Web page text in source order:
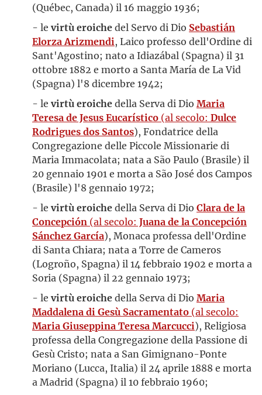
(Québec, Canada) il 16 maggio 1936;
- le virtù eroichedel Servo di Dio Sebastián
Elorza Arizmendi, Laico professo dell'Ordine di
Sant'Agostino; nato a Idiazábal (Spagna) il 31
ottobre 1882 e morto a Santa María de La Vid
(Spagna) l'8 dicembre 1942;
- le virtù eroichedella Serva di Dio Maria
Teresa de Jesus Eucarístico (al secolo: Dulce
Rodrigues dos Santos), Fondatrice della
Congregazione delle Piccole Missionarie di
Maria Immacolata; nata a São Paulo (Brasile) il
20 gennaio 1901 e morta a São José dos Campos
(Brasile) l'8 gennaio 1972;
- le virtù eroichedella Serva di Dio Clara de la
Concepción (al secolo: Juana de la Concepción
Sánchez García), Monaca professa dell'Ordine
di Santa Chiara; nata a Torre de Cameros
(Logroño, Spagna) il 14 febbraio 1902 e morta a
Soria (Spagna) il 22 gennaio 1973;
- le virtù eroichedella Serva di Dio Maria
Maddalena di Gesù Sacramentato (al secolo:
Maria Giuseppina Teresa Marcucci), Religiosa
professa della Congregazione della Passione di
Gesù Cristo; nata a San Gimignano-Ponte
Moriano (Lucca, Italia) il 24 aprile 1888 e morta
a Madrid (Spagna) il 10 febbraio 1960;